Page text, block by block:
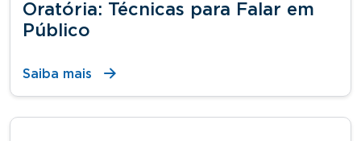
Oratória: Técnicas para Falar em
Público
Saiba mais